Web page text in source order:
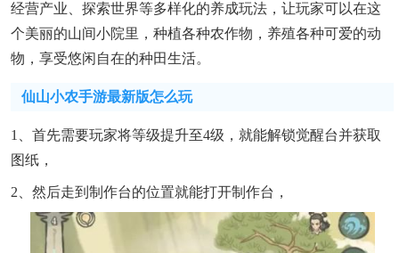
经营产业、探索世界等多样化的养成玩法，让玩家可以在这
个美丽的山间小院里，种植各种农作物，养殖各种可爱的动
物，享受悠闲自在的种田生活。
仙山小农手游最新版怎么玩
1、首先需要玩家将等级提升至4级，就能解锁觉醒台并获取
图纸，
2、然后走到制作台的位置就能打开制作台，